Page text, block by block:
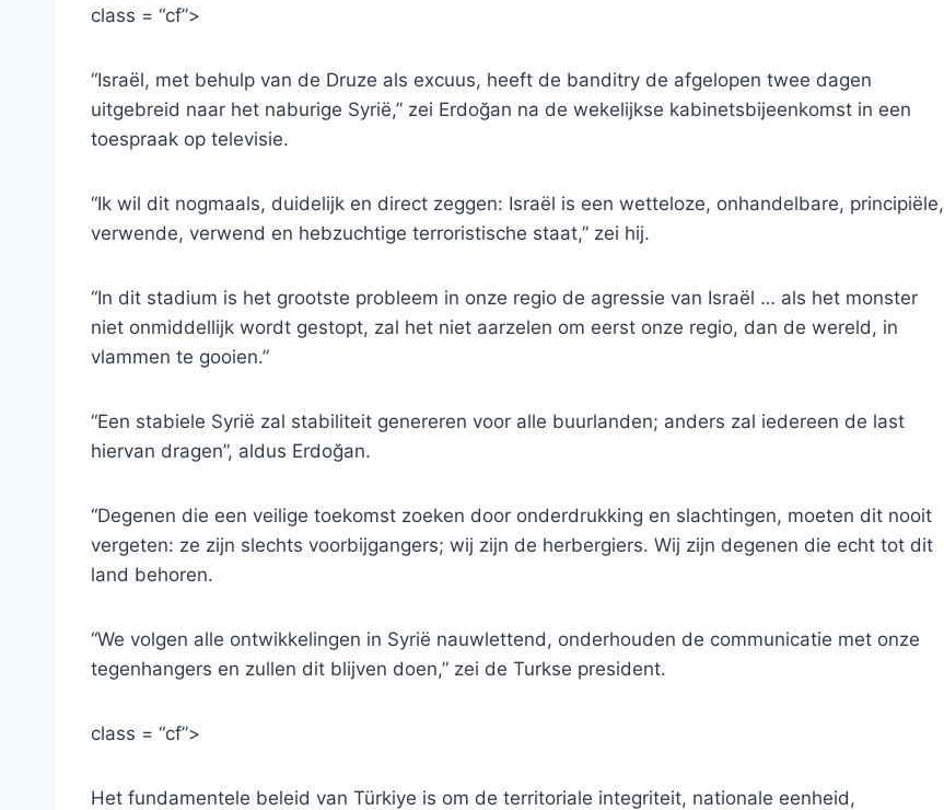
class = “cf”>
“Israël, met behulp van de Druze als excuus, heeft de banditry de afgelopen twee dagen
uitgebreid naar het naburige Syrië,” zei Erdoğan na de wekelijkse kabinetsbijeenkomst in een
toespraak op televisie.
“Ik wil dit nogmaals, duidelijk en direct zeggen: Israël is een wetteloze, onhandelbare, principiële,
verwende, verwend en hebzuchtige terroristische staat,” zei hij.
“In dit stadium is het grootste probleem in onze regio de agressie van Israël … als het monster
niet onmiddellijk wordt gestopt, zal het niet aarzelen om eerst onze regio, dan de wereld, in
vlammen te gooien.”
“Een stabiele Syrië zal stabiliteit genereren voor alle buurlanden; anders zal iedereen de last
hiervan dragen”, aldus Erdoğan.
“Degenen die een veilige toekomst zoeken door onderdrukking en slachtingen, moeten dit nooit
vergeten: ze zijn slechts voorbijgangers; wij zijn de herbergiers. Wij zijn degenen die echt tot dit
land behoren.
“We volgen alle ontwikkelingen in Syrië nauwlettend, onderhouden de communicatie met onze
tegenhangers en zullen dit blijven doen,” zei de Turkse president.
class = “cf”>
Het fundamentele beleid van Türkiye is om de territoriale integriteit, nationale eenheid,